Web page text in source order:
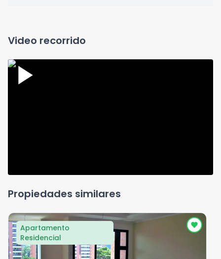
Video recorrido
Propiedades similares
Apartamento
Residencial